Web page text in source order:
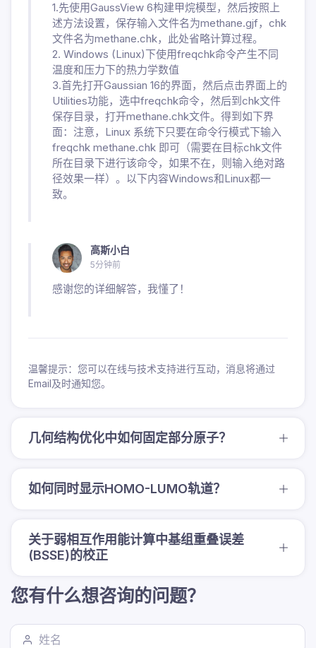
1.先使用GaussView 6构建甲烷模型，然后按照上
述方法设置，保存输入文件名为methane.gjf，chk
文件名为methane.chk，此处省略计算过程。
2. Windows (Linux)下使用freqchk命令产生不同
温度和压力下的热力学数值
3.首先打开Gaussian 16的界面，然后点击界面上的
Utilities功能，选中freqchk命令，然后到chk文件
保存目录，打开methane.chk文件。得到如下界
面：注意，Linux 系统下只要在命令行模式下输入
freqchk methane.chk 即可（需要在目标chk文件
所在目录下进行该命令，如果不在，则输入绝对路
径效果一样）。以下内容Windows和Linux都一
致。
高斯小白
5分钟前
感谢您的详细解答，我懂了！
温馨提示：您可以在线与技术支持进行互动，消息将通过
Email及时通知您。
几何结构优化中如何固定部分原子？
如何同时显示HOMO-LUMO轨道？
关于弱相互作用能计算中基组重叠误差
(BSSE)的校正
您有什么想咨询的问题？